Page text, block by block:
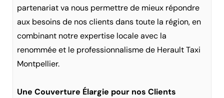
partenariat va nous permettre de mieux répondre
aux besoins de nos clients dans toute la région, en
combinant notre expertise locale avec la
renommée et le professionnalisme de Herault Taxi
Montpellier.
Une Couverture Élargie pour nos Clients